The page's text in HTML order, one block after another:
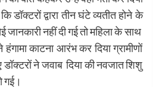
डॉक्टरों द्वारा तीन घंटे व्यतीत होने के
जानकारी नहीं दी गई तो महिला के साथ
काटना आरंभ कर दिया ग्रामीणों
ने जवाब दिया की नवजात शिशु
गई।